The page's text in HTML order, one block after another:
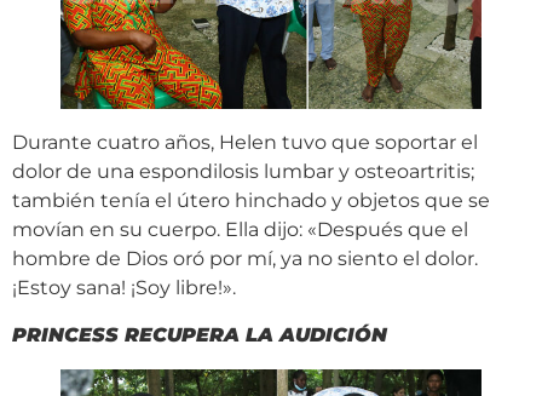
Durante cuatro años, Helen tuvo que soportar el
dolor de una espondilosis lumbar y osteoartritis;
también tenía el útero hinchado y objetos que se
movían en su cuerpo. Ella dijo: «Después que el
hombre de Dios oró por mí, ya no siento el dolor.
¡Estoy sana! ¡Soy libre!».
PRINCESS RECUPERA LA AUDICIÓN